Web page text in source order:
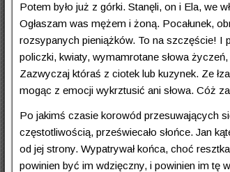
Potem było już z górki. Stanęli, on i Ela, we
Ogłaszam was mężem i żoną. Pocałunek,
rozsypanych pieniążków. To na szczęście! I
policzki, kwiaty, wymamrotane słowa
Zazwyczaj któraś z ciotek lub kuzynek. Ze
mogąc z emocji wykrztusić ani słowa. Cóż
Po jakimś czasie korowód przesuwających
częstotliwością, przeświecało słońce. Jan
od jej strony. Wypatrywał końca, choć
powinien być im wdzięczny, i powinien im tę